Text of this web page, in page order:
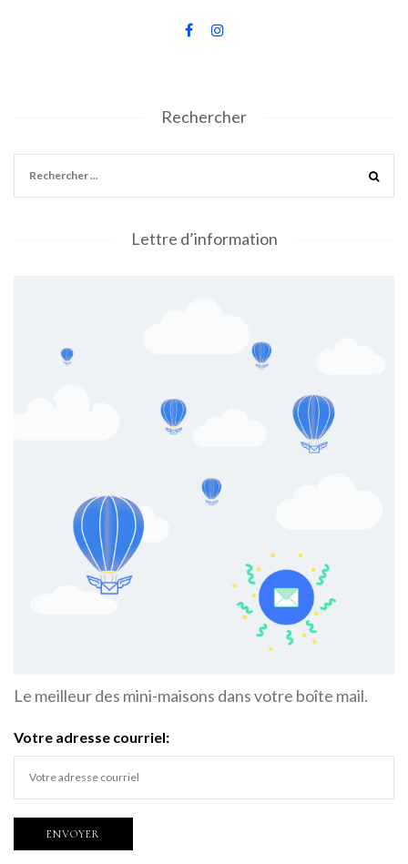
Rechercher
Lettre d’information
Le meilleur des mini-maisons dans votre boîte mail.
Votre adresse courriel: